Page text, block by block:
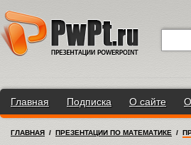
Главная Подписка О сайте
ГЛАВНАЯ / ПРЕЗЕНТАЦИИ ПО МАТЕМАТИКЕ /